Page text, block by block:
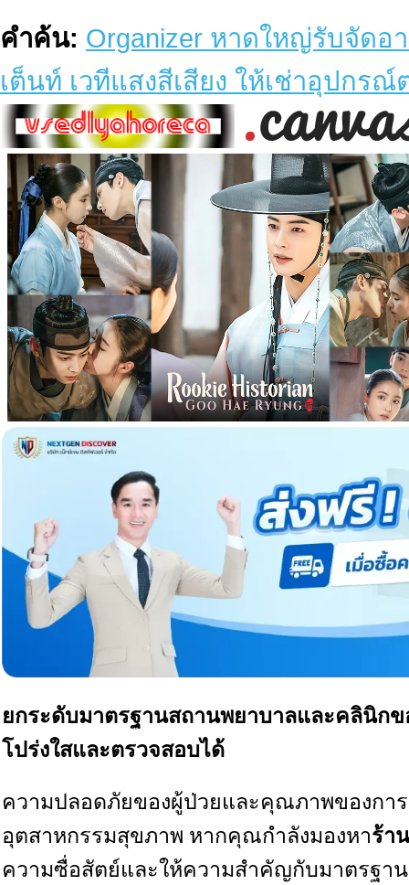
คำค้น: Organizer หาดใหญ่รับจัดอ
เต็นท์ เวทีแสงสีเสียง ให้เช่าอุปกร
ยกระดับมาตรฐานสถานพยาบาลและคลินิก
โปร่งใสและตรวจสอบได้
ความปลอดภัยของผู้ป่วยและคุณภาพของกา
อุตสาหกรรมสุขภาพ หากคุณกำลังมองหาร้า
ความซื่อสัตย์และให้ความสำคัญกับมาตรฐา